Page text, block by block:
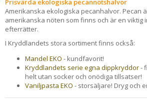
Amerikanska ekologiska pecanhalvor. Pecan
amerikanska nöten som finns och är en viktig
efterrätter.
I Kryddlandets stora sortiment finns också:
Mandel EKO - kundfavorit!
Kryddlandets serie egna dippkryddor-
helt utan socker och onödiga tillsatser!
Vaniljpasta EKO - storsäljare! Dryg och